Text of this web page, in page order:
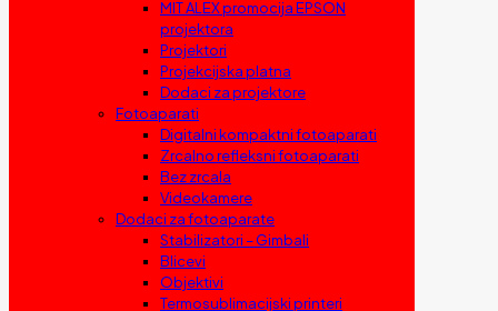
MIT ALEX promocija EPSON
projektora
Projektori
Projekcijska platna
Dodaci za projektore
Fotoaparati
Digitalni kompaktni fotoaparati
Zrcalno refleksni fotoaparati
Bez zrcala
Videokamere
Dodaci za fotoaparate
Stabilizatori – Gimbali
Blicevi
Objektivi
Termosublimacijski printeri